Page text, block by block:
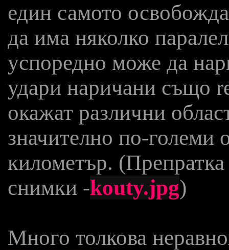
един самото
да има няколко
успоредно може да
удари наричани също
окажат различни
значително по-големи
километър.
снимки -kouty.jpg)
Много толкова